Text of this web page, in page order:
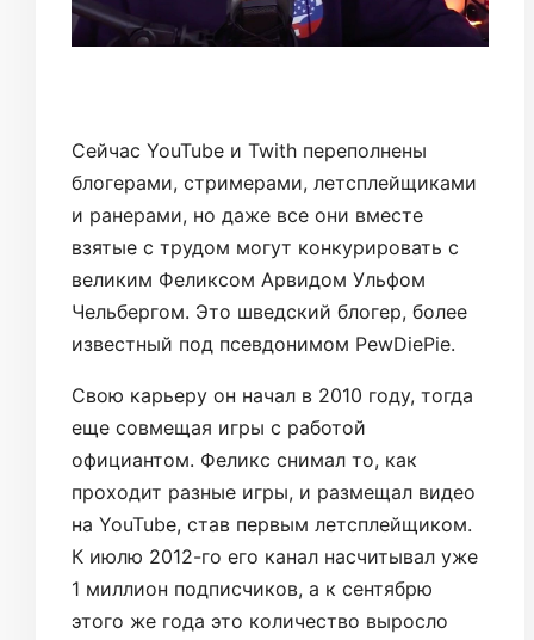
Сейчас YouTube и Twith переполнены
блогерами, стримерами, летсплейщиками
и ранерами, но даже все они вместе
взятые с трудом могут конкурировать с
великим Феликсом Арвидом Ульфом
Чельбергом. Это шведский блогер, более
известный под псевдонимом PewDiePie.
Свою карьеру он начал в 2010 году, тогда
еще совмещая игры с работой
официантом. Феликс снимал то, как
проходит разные игры, и размещал видео
на YouTube, став первым летсплейщиком.
К июлю 2012-го его канал насчитывал уже
1 миллион подписчиков, а к сентябрю
этого же года это количество выросло